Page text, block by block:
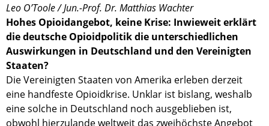
Leo O’Toole / Jun.-Prof. Dr. Matthias Wachter
Hohes Opioidangebot, keine Krise: Inwieweit erklärt
die deutsche Opioidpolitik die unterschiedlichen
Auswirkungen in Deutschland und den Vereinigten
Staaten?
Die Vereinigten Staaten von Amerika erleben derzeit
eine handfeste Opioidkrise. Unklar ist bislang, weshalb
eine solche in Deutschland noch ausgeblieben ist,
obwohl hierzulande weltweit das zweihöchste Angebot